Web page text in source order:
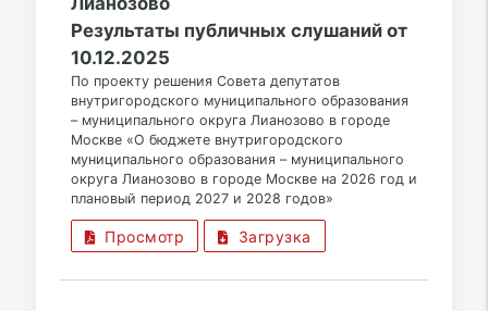
Результаты публичных слушаний от
10.12.2025
По проекту решения Совета депутатов
внутригородского муниципального образования
– муниципального округа Лианозово в городе
Москве «О бюджете внутригородского
муниципального образования – муниципального
округа Лианозово в городе Москве на 2026 год и
плановый период 2027 и 2028 годов»
Просмотр Загрузка